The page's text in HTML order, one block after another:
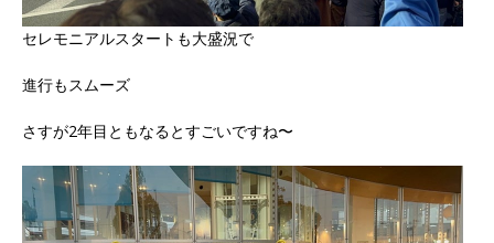
セレモニアルスタートも大盛況で
進行もスムーズ
さすが2年目ともなるとすごいですね〜